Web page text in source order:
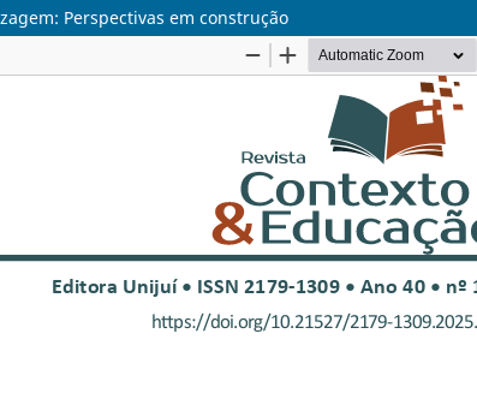
Perspectivas em construção